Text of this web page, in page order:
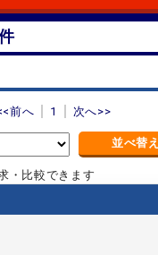
前へ 1 次へ>>
並べ替え
・比較できます